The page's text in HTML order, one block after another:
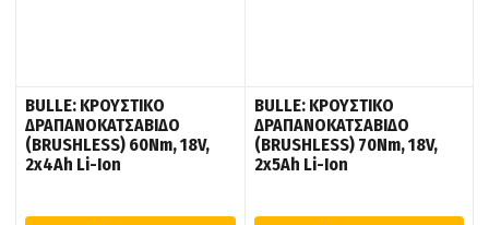
BULLE: ΚΡΟΥΣΤΙΚΟ
ΔΡΑΠΑΝΟΚΑΤΣΑΒΙΔΟ
(BRUSHLESS) 60Nm, 18V,
2x4Ah Li-Ion
BULLE: ΚΡΟΥΣΤΙΚΟ
ΔΡΑΠΑΝΟΚΑΤΣΑΒΙΔΟ
(BRUSHLESS) 70Nm, 18V,
2x5Ah Li-Ion